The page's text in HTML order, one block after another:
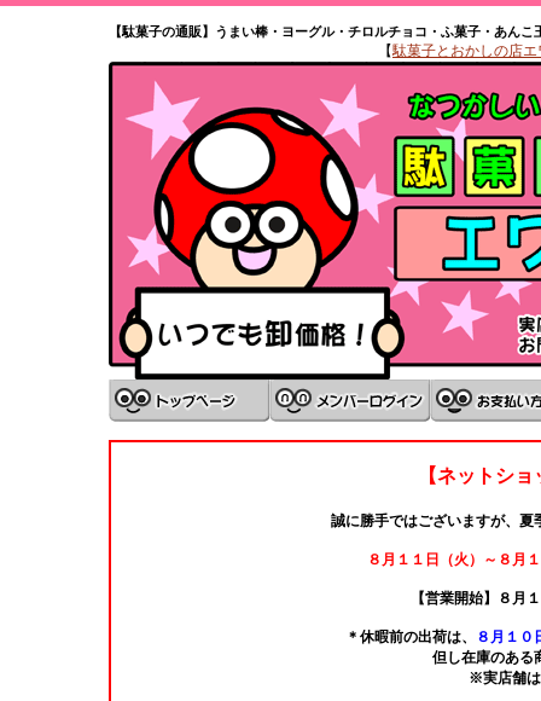
【駄菓子の通販】うまい棒・ヨーグル・チロルチョコ・ふ菓子・あん
【駄菓子とおかしの店エ
【ネットシ
誠に勝手ではございますが、夏
８月１１日（火）～８月
【営業開始】８月
＊休暇前の出荷は、
８月１０
但し在庫のある
※実店舗